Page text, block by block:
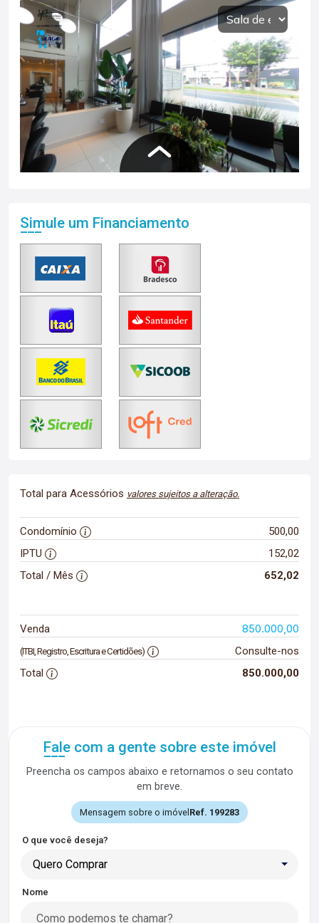
Simule um Financiamento
Total para Acessórios valores sujeitos a alteração.
Condomínio
500,00
IPTU
152,02
Total / Mês
652,02
Venda 850.000,00
(ITBI, Registro, Escritura e Certidões)
Consulte-nos
Total
850.000,00
Fale com a gente sobre este imóvel
Preencha os campos abaixo e retornamos o seu contato
em breve.
Mensagem sobre o imóvel Ref. 199283
O que você deseja?
Quero Comprar
Nome